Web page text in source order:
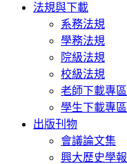
法規與下載
系務法規
學務法規
院級法規
校級法規
老師下載專區
學生下載專區
出版刊物
會議論文集
興大歷史學報